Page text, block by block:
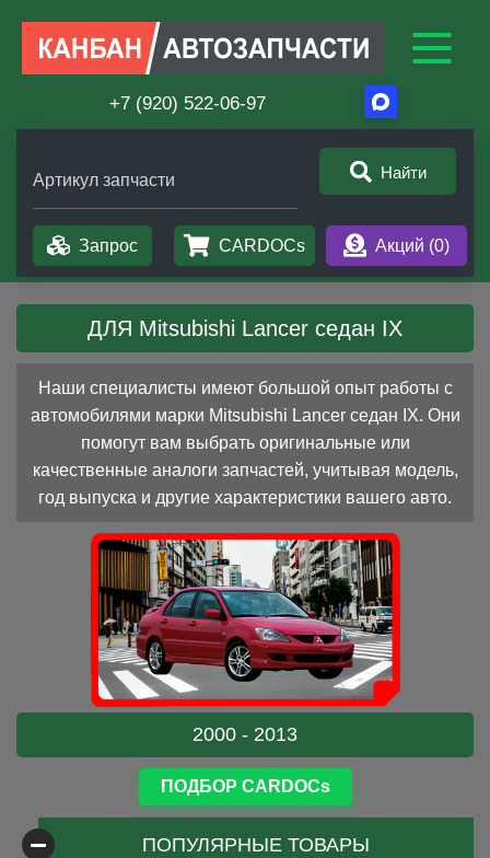
+7 (920) 522-06-97
Артикул запчасти Найти
Запрос CARDOCs Акций (0)
ДЛЯ Mitsubishi Lancer седан IX
Наши специалисты имеют большой опыт работы с
автомобилями марки Mitsubishi Lancer седан IX. Они
помогут вам выбрать оригинальные или
качественные аналоги запчастей, учитывая модель,
год выпуска и другие характеристики вашего авто.
2000 - 2013
ПОДБОР CARDOCs
ПОПУЛЯРНЫЕ ТОВАРЫ